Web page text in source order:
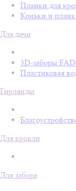
Планки для
Коньки и
Для дачи
3D-заборы
Пластиковая
Гирлянды
Для кровли
Для забора